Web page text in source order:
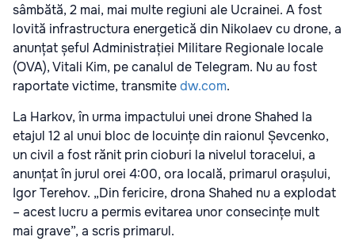
sâmbătă, 2 mai, mai multe regiuni ale Ucrainei. A fost
lovită infrastructura energetică din Nikolaev cu drone, a
anunțat șeful Administrației Militare Regionale locale
(OVA), Vitali Kim, pe canalul de Telegram. Nu au fost
raportate victime, transmitedw.com.
La Harkov, în urma impactului unei drone Shahed la
etajul 12 al unui bloc de locuințe din raionul Șevcenko,
un civil a fost rănit prin cioburi la nivelul toracelui, a
anunțat în jurul orei 4:00, ora locală, primarul orașului,
Igor Terehov. „Din fericire, drona Shahed nu a explodat
– acest lucru a permis evitarea unor consecințe mult
mai grave”, a scris primarul.